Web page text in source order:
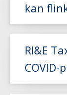
Lees
kan
RI&E
COVID-